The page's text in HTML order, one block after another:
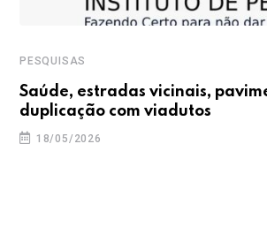
PESQUISAS
Saúde, estradas vicinais,
duplicação com viadutos
18/05/2026